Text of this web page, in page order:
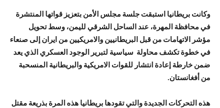
وكانت بريطانيا استبقت جلسة مجلس الأمن بتعزيز قواتها المنتشرة
في محافظة المهرة، عند الساحل الشرقي لليمن، وسط تحويل
مؤشر الاتهامات من قبل البريطانيين والامريكيين من ايران إلى صنعاء
في خطوة تكشف محاولة سياسية لتبرير الوجود العسكري الذي يعد
ضمن خارطة إعادة انتشار للقوات الامريكية والبريطانية المنسحبة
من أفغانستان.
هذه التحركات الجديدة والتي تقودها بريطانيا هذه المرة بذريعة مقتل